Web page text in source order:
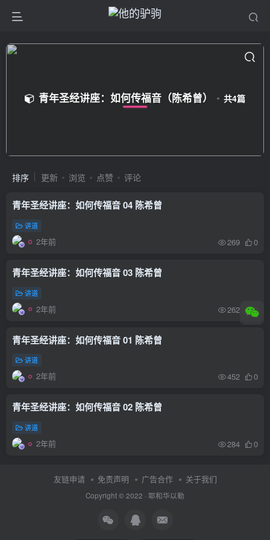
青年圣经讲座：如何传福音（陈希曾） 共4篇
排序 更新 浏览 点赞 评论
青年圣经讲座：如何传福音 04 陈希曾
讲道
2年前 269 0
青年圣经讲座：如何传福音 03 陈希曾
讲道
2年前 262 0
青年圣经讲座：如何传福音 01 陈希曾
讲道
2年前 452 0
青年圣经讲座：如何传福音 02 陈希曾
讲道
2年前 284 0
友链申请 免责声明 广告合作 关于我们
Copyright © 2022 · 耶和华以勒